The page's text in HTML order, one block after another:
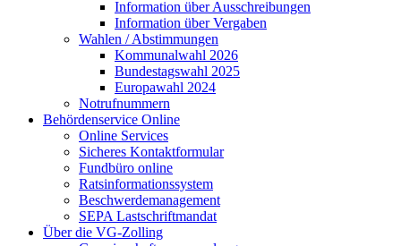
Information über Ausschreibungen
Information über Vergaben
Wahlen / Abstimmungen
Kommunalwahl 2026
Bundestagswahl 2025
Europawahl 2024
Notrufnummern
Behördenservice Online
Online Services
Sicheres Kontaktformular
Fundbüro online
Ratsinformationssystem
Beschwerdemanagement
SEPA Lastschriftmandat
Über die VG-Zolling